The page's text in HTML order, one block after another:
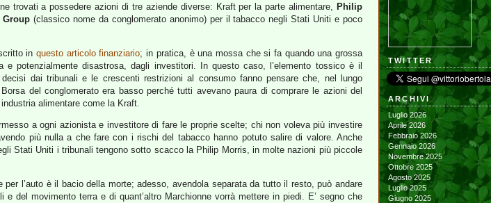
trovati a possedere azioni di tre aziende diverse: Kraft per la parte alimentare, Philip
Group (classico nome da conglomerato anonimo) per il tabacco negli Stati Uniti e poco
inquesto articolo finanziario; in pratica, è una mossa che si fa quando una grossa
potenzialmente disastrosa, dagli investitori. In questo caso, l’elemento tossico è il
dai tribunali e le crescenti restrizioni al consumo fanno pensare che, nel lungo
del conglomerato era basso perché tutti avevano paura di comprare le azioni del
alimentare come la Kraft.
a ogni azionista e investitore di fare le proprie scelte; chi non voleva più investire
più nulla a che fare con i rischi del tabacco hanno potuto salire di valore. Anche
Stati Uniti i tribunali tengono sotto scacco la Philip Morris, in molte nazioni più piccole
l’auto è il bacio della morte; adesso, avendola separata da tutto il resto, può andare
movimento terra e di quant’altro Marchionne vorrà mettere in piedi. E’ segno che
TWITTER
ARCHIVI
Luglio 2026
Aprile 2026
Febbraio 2026
Gennaio 2026
Novembre 2025
Ottobre 2025
Agosto 2025
Luglio 2025
Giugno 2025